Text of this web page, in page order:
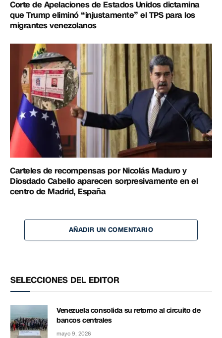
Corte de Apelaciones de Estados Unidos dictamina
que Trump eliminó “injustamente” el TPS para los
migrantes venezolanos
Carteles de recompensas por Nicolás Maduro y
Diosdado Cabello aparecen sorpresivamente en el
centro de Madrid, España
AÑADIR UN COMENTARIO
SELECCIONES DEL EDITOR
Venezuela consolida su retorno al circuito de
bancos centrales
mayo 9, 2026